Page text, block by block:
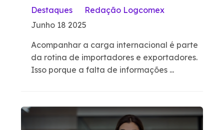
Destaques
Redação Logcomex
Junho 18 2025
Acompanhar a carga internacional é parte
da rotina de importadores e exportadores.
Isso porque a falta de informações ...